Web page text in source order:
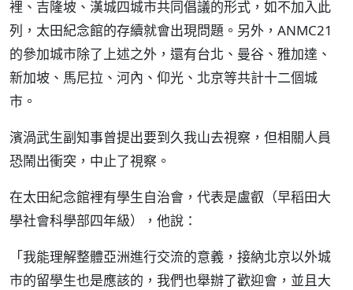
裡、吉隆坡、漢城四城市共同倡議的形式，如不加入此
列，太田紀念館的存續就會出現問題。另外，ANMC21
的參加城市除了上述之外，還有台北、曼谷、雅加達、
新加坡、馬尼拉、河內、仰光、北京等共計十二個城
市。
濱渦武生副知事曾提出要到久我山去視察，但相關人員
恐鬧出衝突，中止了視察。
在太田紀念館裡有學生自治會，代表是盧叡（早稻田大
學社會科學部四年級），他說：
「我能理解整體亞洲進行交流的意義，接納北京以外城
市的留學生也是應該的，我們也舉辦了歡迎會，並且大